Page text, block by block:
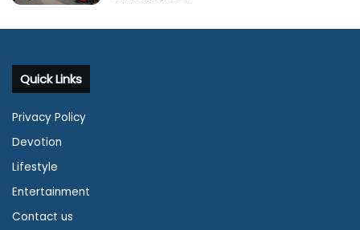
Quick Links
Privacy Policy
Devotion
Lifestyle
Entertainment
Contact us